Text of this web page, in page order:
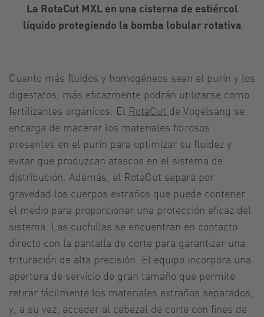
Cuanto más fluidos y homogéneos sean el purín y los
digestatos, más eficazmente podrán utilizarse como
fertilizantes orgánicos. El RotaCut de Vogelsang se
encarga de macerar los materiales fibrosos
presentes en el purín para optimizar su fluidez y
evitar que produzcan atascos en el sistema de
distribución. Además, el RotaCut separa por
gravedad los cuerpos extraños que puede contener
el medio para proporcionar una protección eficaz del
sistema. Las cuchillas se encuentran en contacto
directo con la pantalla de corte para garantizar una
trituración de alta precisión. El equipo incorpora una
apertura de servicio de gran tamaño que permite
retirar fácilmente los materiales extraños separados,
y, a su vez, acceder al cabezal de corte con fines de
La RotaCut MXL en una cisterna de estiércol
líquido protegiendo la bomba lobular rotativa